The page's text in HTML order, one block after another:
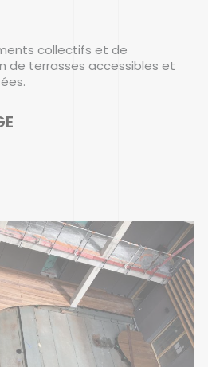
collectifs et de
de terrasses accessibles et